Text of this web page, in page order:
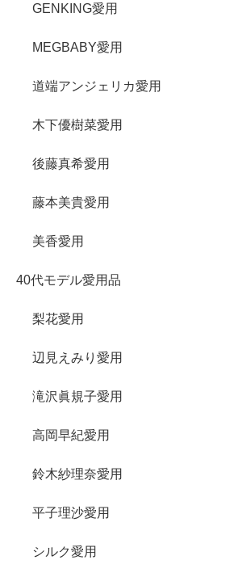
GENKING愛用
MEGBABY愛用
道端アンジェリカ愛用
木下優樹菜愛用
後藤真希愛用
藤本美貴愛用
美香愛用
40代モデル愛用品
梨花愛用
辺見えみり愛用
滝沢眞規子愛用
高岡早紀愛用
鈴木紗理奈愛用
平子理沙愛用
シルク愛用